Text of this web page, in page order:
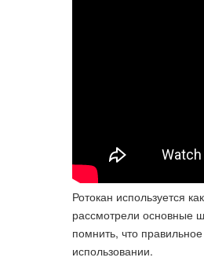
Ротокан используется
рассмотрели основные
помнить, что
использовании.